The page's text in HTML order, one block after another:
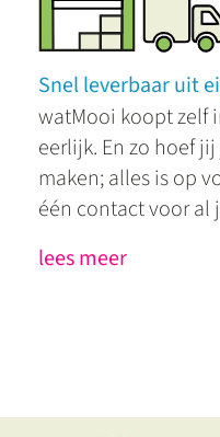
Snel leverbaar uit
watMooi koopt zelf
eerlijk. En zo hoef
maken; alles is op
één contact voor al
lees meer